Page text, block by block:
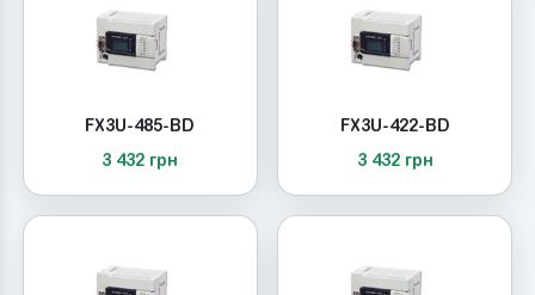
FX3U-485-BD
3 432 грн
FX3U-422-BD
3 432 грн